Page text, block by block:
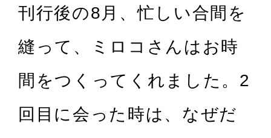
刊行後の8月、忙しい合間を
縫って、ミロコさんはお時
間をつくってくれました。2
回目に会った時は、なぜだ